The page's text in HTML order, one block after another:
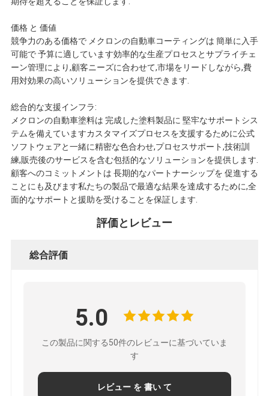
ー
ポ
リ
シ
ー
価格 と 価値
競争力のある価格で メクロンの自動車コーティングは 簡単に入手
可能で 予算に適しています効率的な生産プロセスとサプライチェ
ーン管理により,顧客ニーズに合わせて,市場をリードしながら,費
用対効果の高いソリューションを提供できます.
総合的な支援インフラ:
メクロンの自動車塗料は 完成した塗料製品に 堅牢なサポートシス
テムを備えていますカスタマイズプロセスを支援するために公式
ソフトウェアと一緒に精密な色合わせ,プロセスサポート,技術訓
練,販売後のサービスを含む包括的なソリューションを提供します.
顧客へのコミットメントは 長期的なパートナーシップを 促進する
ことにも及びます私たちの製品で最適な結果を達成するために,全
面的なサポートと援助を受けることを保証します.
評価とレビュー
総合評価
5.0
この製品に関する50件のレビューに基づいていま
す
レビュー を 書い て